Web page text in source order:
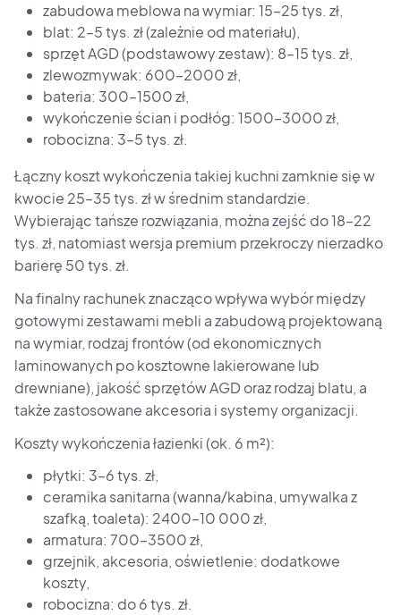
zabudowa meblowa na wymiar: 15–25 tys. zł,
blat: 2–5 tys. zł (zależnie od materiału),
sprzęt AGD (podstawowy zestaw): 8–15 tys. zł,
zlewozmywak: 600–2000 zł,
bateria: 300–1500 zł,
wykończenie ścian i podłóg: 1500–3000 zł,
robocizna: 3–5 tys. zł.
Łączny koszt wykończenia takiej kuchni zamknie się w
kwocie 25–35 tys. zł w średnim standardzie.
Wybierając tańsze rozwiązania, można zejść do 18–22
tys. zł, natomiast wersja premium przekroczy nierzadko
barierę 50 tys. zł.
Na finalny rachunek znacząco wpływa wybór między
gotowymi zestawami mebli a zabudową projektowaną
na wymiar, rodzaj frontów (od ekonomicznych
laminowanych po kosztowne lakierowane lub
drewniane), jakość sprzętów AGD oraz rodzaj blatu, a
także zastosowane akcesoria i systemy organizacji.
Koszty wykończenia łazienki (ok. 6 m²):
płytki: 3–6 tys. zł,
ceramika sanitarna (wanna/kabina, umywalka z
szafką, toaleta): 2400–10 000 zł,
armatura: 700–3500 zł,
grzejnik, akcesoria, oświetlenie: dodatkowe
koszty,
robocizna: do 6 tys. zł.